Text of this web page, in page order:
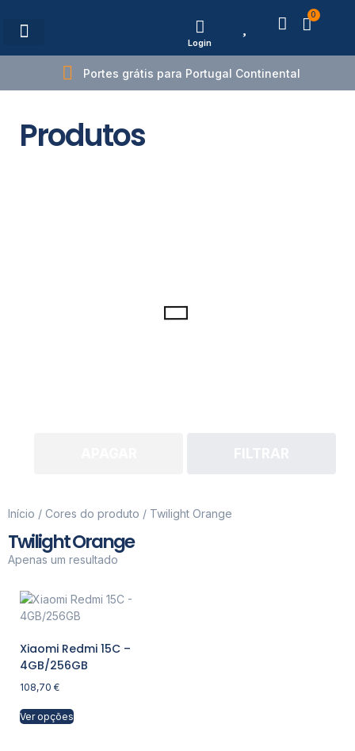
Login
0
Portes grátis para Portugal Continental
Produtos
Início / Cores do produto / Twilight Orange
Twilight Orange
Apenas um resultado
Xiaomi Redmi 15C –
4GB/256GB
108,70 €
Ver opções